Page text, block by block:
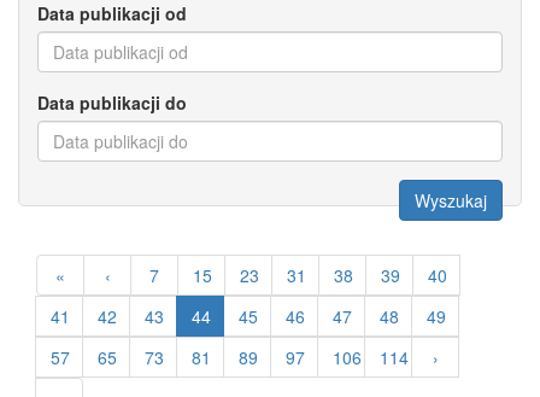
Data publikacji od
Data publikacji do
Wyszukaj
« ‹ 7 15 23 31 38 39
40
41
42 43 44 45 46 47 48
49
57
65 73 81 89 97 106 114
›